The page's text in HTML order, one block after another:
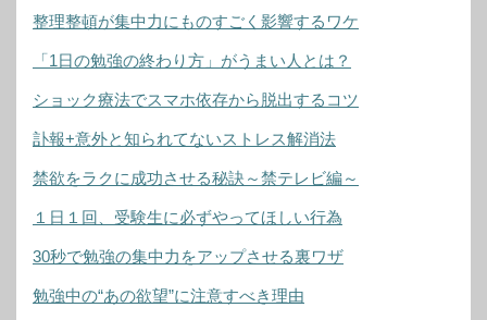
整理整頓が集中力にものすごく影響するワケ
「1日の勉強の終わり方」がうまい人とは？
ショック療法でスマホ依存から脱出するコツ
訃報+意外と知られてないストレス解消法
禁欲をラクに成功させる秘訣～禁テレビ編～
１日１回、受験生に必ずやってほしい行為
30秒で勉強の集中力をアップさせる裏ワザ
勉強中の“あの欲望”に注意すべき理由